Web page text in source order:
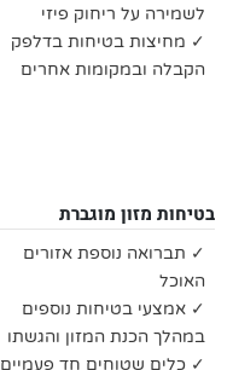
לשמירה על ריחוק פיזי
✓ מחיצות בטיחות בדלפק
הקבלה ובמקומות אחרים
בטיחות מזון מוגברת
✓ תברואה נוספת אזורים
האוכל
✓ אמצעי בטיחות נוספים
במהלך הכנת המזון והגשתו
✓ כלים שטוחים חד פעמיים